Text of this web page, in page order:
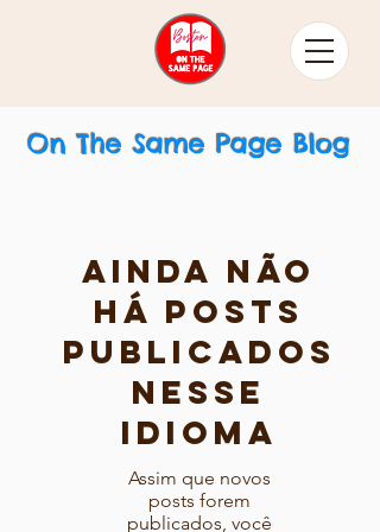
On The Same Page Blog
Ainda não
há posts
publicados
nesse
idioma
Assim que novos
posts forem
publicados, você